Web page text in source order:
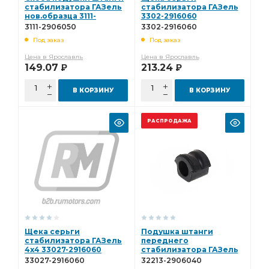
стабилизатора ГАЗель
нов.образца 3111-
2906050
3111-2906050
Под заказ
Цена в Ярославль
149.07 Р
В КОРЗИНУ
стабилизатора ГАЗель
3302-2916060
3302-2916060
Под заказ
Цена в Ярославль
213.24 Р
В КОРЗИНУ
Щека серьги
стабилизатора ГАЗель
4х4 33027-2916060
33027-2916060
РАСПРОДАЖА
Подушка штанги
переднего
стабилизатора ГАЗель
Бизнес 32213-2906040
32213-2906040